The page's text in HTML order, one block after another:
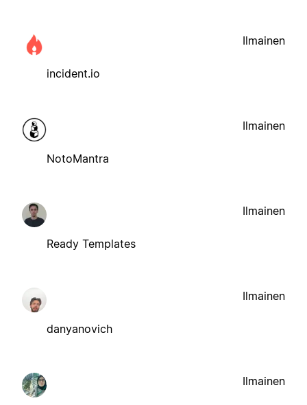
incident.io
Ilmainen
NotoMantra
Ilmainen
Ready Templates
Ilmainen
danyanovich
Ilmainen
Ilmainen